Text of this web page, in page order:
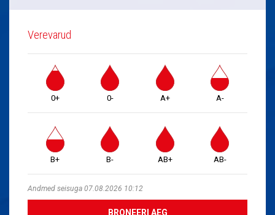
Verevarud
0+ 0- A+ A-
B+ B- AB+ AB-
Andmed seisuga 07.08.2026 10:12
BRONEERI AEG